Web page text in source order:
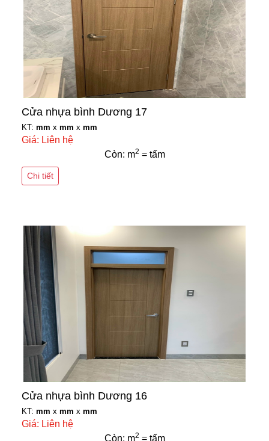
Cửa nhựa bình Dương 17
KT: mm x mm x mm
Giá: Liên hệ
Còn: m2 = tấm
Chi tiết
Cửa nhựa bình Dương 16
KT: mm x mm x mm
Giá: Liên hệ
Còn: m2 = tấm